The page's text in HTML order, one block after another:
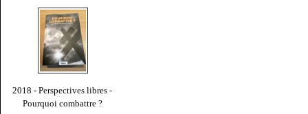
2018 - Perspectives libres -
Pourquoi combattre ?